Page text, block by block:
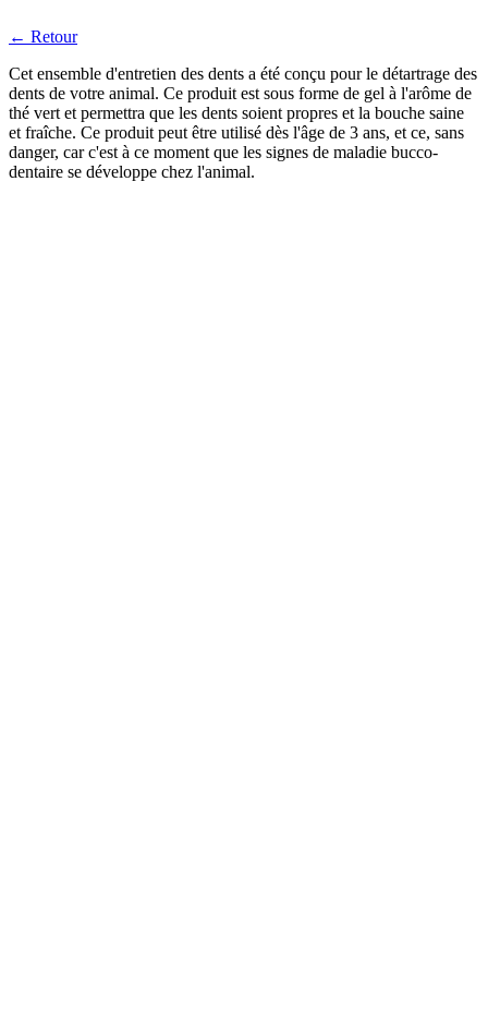
← Retour
Cet ensemble d'entretien des dents a été conçu pour le détartrage des
dents de votre animal. Ce produit est sous forme de gel à l'arôme de
thé vert et permettra que les dents soient propres et la bouche saine
et fraîche. Ce produit peut être utilisé dès l'âge de 3 ans, et ce, sans
danger, car c'est à ce moment que les signes de maladie bucco-
dentaire se développe chez l'animal.